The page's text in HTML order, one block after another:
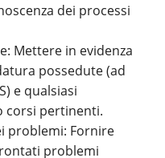
dei processi
Mettere in evidenza
possedute (ad
e qualsiasi
corsi pertinenti.
problemi: Fornire
problemi